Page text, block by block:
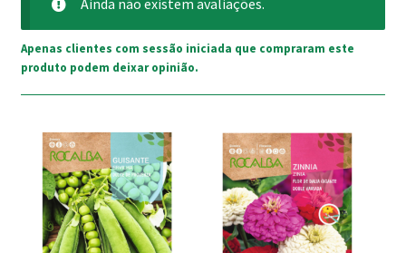
Ainda não existem avaliações.
Apenas clientes com sessão iniciada que compraram este
produto podem deixar opinião.